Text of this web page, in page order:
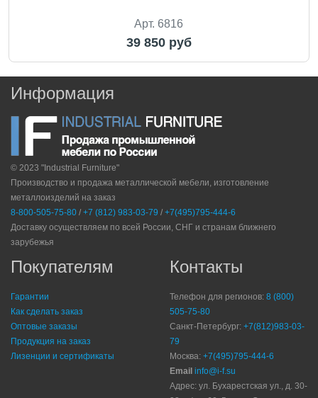
Арт. 6816
39 850 руб
Информация
© 2023 "Industrial Furniture"
Производство и продажа металлической мебели, изготовление
металлоизделий на заказ
8-800-505-75-80 / +7 (812) 983-03-79 / +7(495)795-444-6
Доставку осуществляем по всей России, СНГ и странам ближнего
зарубежья
Покупателям
Гарантии
Как сделать заказ
Оптовые заказы
Продукция на заказ
Лизенции и сертификаты
Контакты
Телефон для регионов: 8 (800)
505-75-80
Санкт-Петербург: +7(812)983-03-
79
Москва: +7(495)795-444-6
Email info@i-f.su
Адрес: ул. Бухарестская ул., д. 30-